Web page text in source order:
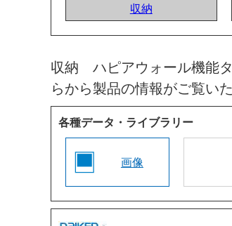
収納
収納 ハピアウォール機能
らから製品の情報がご覧い
各種データ・ライブラリー
画像